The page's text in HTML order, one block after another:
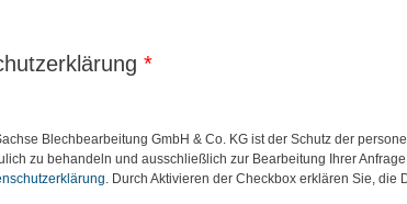
*
Blechbearbeitung GmbH & Co. KG ist der Schutz der
zu behandeln und ausschließlich zur Bearbeitung Ihrer
. Durch Aktivieren der Checkbox erklären Sie,